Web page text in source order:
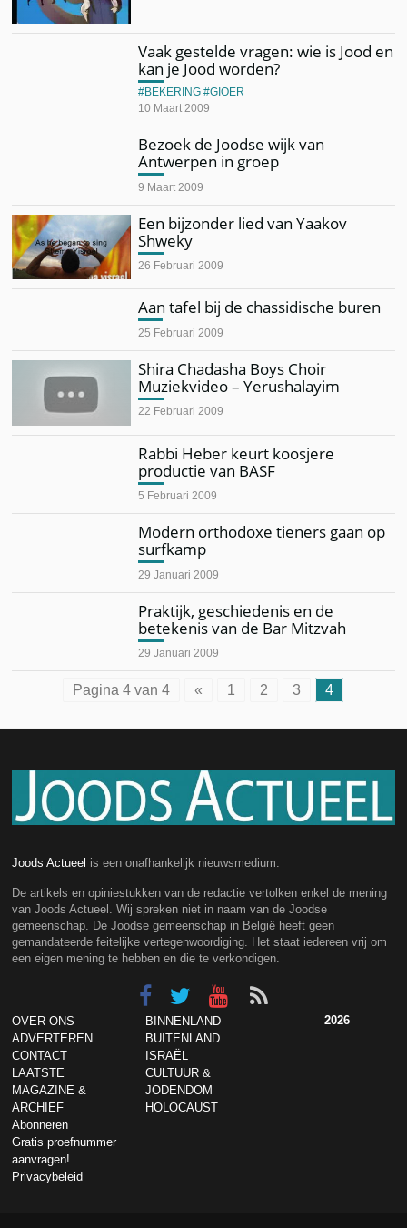
Vaak gestelde vragen: wie is Jood en
kan je Jood worden?
10 Maart 2009
BEKERING GIOER
Bezoek de Joodse wijk van
Antwerpen in groep
9 Maart 2009
Een bijzonder lied van Yaakov
Shweky
26 Februari 2009
Aan tafel bij de chassidische buren
25 Februari 2009
Shira Chadasha Boys Choir
Muziekvideo – Yerushalayim
22 Februari 2009
Rabbi Heber keurt koosjere
productie van BASF
5 Februari 2009
Modern orthodoxe tieners gaan op
surfkamp
29 Januari 2009
Praktijk, geschiedenis en de
betekenis van de Bar Mitzvah
29 Januari 2009
Pagina 4 van 4 « 1 2 3 4
Joods Actueel is een onafhankelijk nieuwsmedium.
De artikels en opiniestukken van de redactie vertolken enkel de mening
van Joods Actueel. Wij spreken niet in naam van de Joodse
gemeenschap. De Joodse gemeenschap in België heeft geen
gemandateerde feitelijke vertegenwoordiging. Het staat iedereen vrij om
een eigen mening te hebben en die te verkondigen.
OVER ONS
ADVERTEREN
CONTACT
LAATSTE
MAGAZINE &
ARCHIEF
Abonneren
Gratis proefnummer
aanvragen!
Privacybeleid
BINNENLAND
BUITENLAND
ISRAËL
CULTUUR &
JODENDOM
HOLOCAUST
2026